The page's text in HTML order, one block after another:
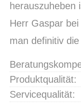
herauszuheben
Herr Gaspar
man definitiv
Produktqualität:
Servicequalität: